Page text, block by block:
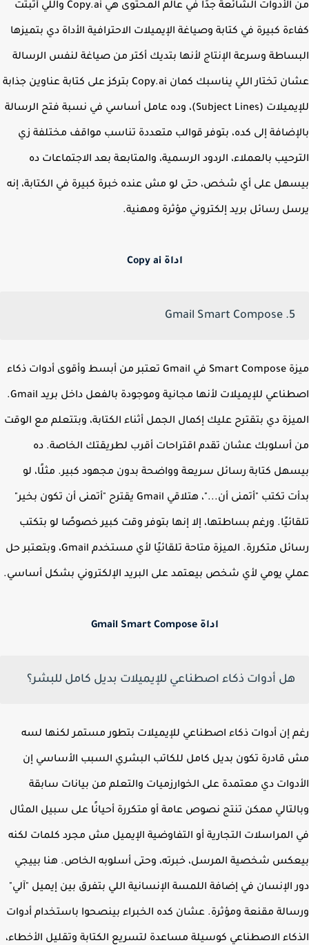
من الأدوات الشائعة جدًا في عالم المحتوى هي Copy.ai واللي أثبتت
كبيرة في كتابة وصياغة الإيميلات الاحترافية الأداة دي بتميزها
وسرعة الإنتاج لأنها بتديك أكتر من صياغة لنفس الرسالة
عشان تختار اللي يناسبك كمان Copy.ai بتركز على كتابة عناوين جذابة
للإيميلات (Subject Lines)، وده عامل أساسي في نسبة فتح الرسالة
إلى كده، بتوفر قوالب متعددة تناسب مواقف مختلفة زي
بالعملاء، الردود الرسمية، والمتابعة بعد الاجتماعات ده
على أي شخص، حتى لو مش عنده خبرة كبيرة في الكتابة، إنه
رسائل بريد إلكتروني مؤثرة ومهنية.
اداة Copy ai
ميزة Smart Compose في Gmail تعتبر من أبسط وأقوى أدوات ذكاء
اصطناعي للإيميلات لأنها مجانية وموجودة بالفعل داخل بريد Gmail.
دي بتقترح عليك إكمال الجمل أثناء الكتابة، وبتتعلم مع الوقت
أسلوبك عشان تقدم اقتراحات أقرب لطريقتك الخاصة. ده
كتابة رسائل سريعة وواضحة بدون مجهود كبير. مثلًا، لو
بدأت تكتب "أتمنى أن..."، هتلاقي Gmail يقترح "أتمنى أن تكون بخير"
ورغم بساطتها، إلا إنها بتوفر وقت كبير خصوصًا لو بتكتب
رسائل متكررة. الميزة متاحة تلقائيًا لأي مستخدم Gmail، وبتعتبر حل
يومي لأي شخص بيعتمد على البريد الإلكتروني بشكل أساسي.
اداة Gmail Smart Compose
هل أدوات ذكاء اصطناعي للإيميلات بديل كامل للبشر؟
إن أدوات ذكاء اصطناعي للإيميلات بتطور مستمر لكنها لسه
قادرة تكون بديل كامل للكاتب البشري السبب الأساسي إن
دي معتمدة على الخوارزميات والتعلم من بيانات سابقة
ممكن تنتج نصوص عامة أو متكررة أحيانًا على سبيل المثال
التجارية أو التفاوضية الإيميل مش مجرد كلمات لكنه
شخصية المرسل، خبرته، وحتى أسلوبه الخاص. هنا بييجي
الإنسان في إضافة اللمسة الإنسانية اللي بتفرق بين إيميل "آلي"
مقنعة ومؤثرة. عشان كده الخبراء بينصحوا باستخدام أدوات
الاصطناعي كوسيلة مساعدة لتسريع الكتابة وتقليل الأخطاء،